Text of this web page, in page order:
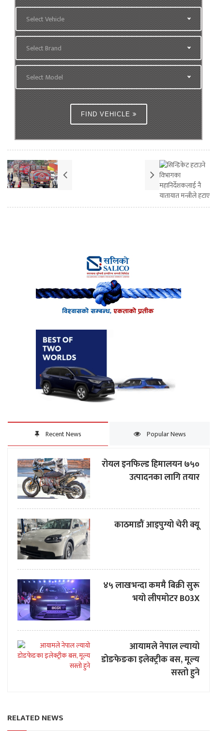
Select Vehicle
Select Brand
Select Model
FIND VEHICLE
Recent News Popular News
रोयल इनफिल्ड हिमालयन ७५०
उत्पादनका लागि तयार
काठमाडौं आइपुग्यो चेरी क्यू
४५ लाखभन्दा कममै बिक्री सुरू
भयो लीपमोटर B03X
आयामले नेपाल ल्यायो
डोङफेङका इलेक्ट्रीक बस, मूल्य
सस्तो हुने
RELATED NEWS